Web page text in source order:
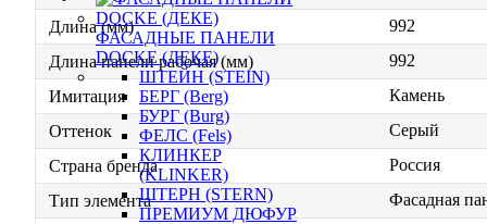
ФАСАДНЫЕ ПАНЕЛИ
DOCKE (ДЕКЕ)
ШТЕЙН (STEIN)
БЕРГ (Berg)
БУРГ (Burg)
ФЕЛС (Fels)
КЛИНКЕР
(KLINKER)
ШТЕРН (STERN)
ПРЕМИУМ ДЮФУР
Длина (мм)
992
Длина панели рабочая (мм)
992
Имитация
Камень
Оттенок
Серый
Страна бренда
Россия
Тип элемента
Фасадная